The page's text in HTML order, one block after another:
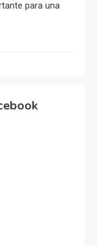
para una